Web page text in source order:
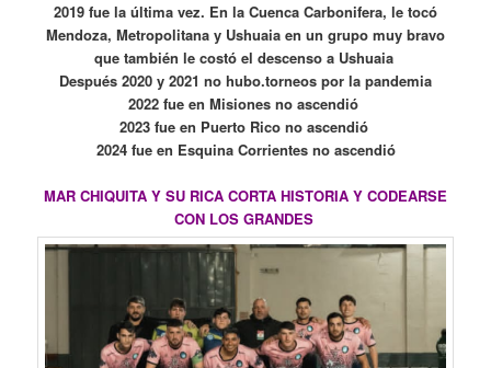
2019 fue la última vez. En la Cuenca Carbonifera, le tocó
Mendoza, Metropolitana y Ushuaia en un grupo muy bravo
que también le costó el descenso a Ushuaia
Después 2020 y 2021 no hubo.torneos por la pandemia
2022 fue en Misiones no ascendió
2023 fue en Puerto Rico no ascendió
2024 fue en Esquina Corrientes no ascendió
MAR CHIQUITA Y SU RICA CORTA HISTORIA Y CODEARSE
CON LOS GRANDES